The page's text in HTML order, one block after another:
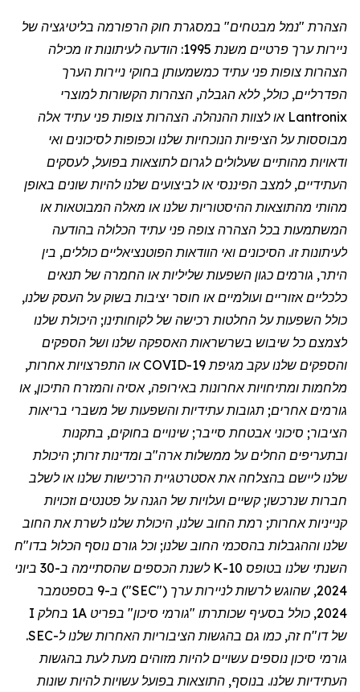
הצהרת "נמל מבטחים" במסגרת חוק הרפורמה בליטיגציה של
ניירות ערך פרטיים משנת 1995: הודעה לעיתונות זו מכילה
הצהרות צופות פני עתיד כמשמעותן בחוקי ניירות הערך
הפדרליים, כולל, ללא הגבלה, הצהרות הקשורות למוצרי
Lantronix או לצוות ההנהלה. הצהרות צופות פני עתיד אלה
מבוססות על הציפיות הנוכחיות שלנו וכפופות לסיכונים ואי
ודאויות מהותיים שעלולים לגרום לתוצאות בפועל, לעסקים
העתידיים, למצב הפיננסי או לביצועים שלנו להיות שונים באופן
מהותי מהתוצאות ההיסטוריות שלנו או מאלה המבוטאות או
המשתמעות בכל הצהרה צופה פני עתיד הכלולה בהודעה
לעיתונות זו. הסיכונים ואי הוודאות הפוטנציאליים כוללים, בין
היתר, גורמים כגון השפעות שליליות או החמרה של תנאים
כלכליים אזוריים ועולמיים או חוסר יציבות בשוק על העסק שלנו,
כולל השפעות על החלטות רכישה של לקוחותינו; היכולת שלנו
לצמצם כל שיבוש בשרשראות האספקה שלנו ושל הספקים
והספקים שלנו עקב מגיפת
COVID-19 או התפרצויות אחרות,
מלחמות ומתיחויות אחרונות באירופה, אסיה והמזרח התיכון, או
גורמים אחרים; תגובות עתידיות והשפעות של משברי בריאות
הציבור; סיכוני אבטחת סייבר; שינויים בחוקים, בתקנות
ובתעריפים החלים על ממשלות ארה"ב ומדינות זרות; היכולת
שלנו ליישם בהצלחה את אסטרטגיית הרכישות שלנו או לשלב
חברות שנרכשו; קשיים ועלויות של הגנה על פטנטים וזכויות
קנייניות אחרות; רמת החוב שלנו, היכולת שלנו לשרת את החוב
שלנו וההגבלות בהסכמי החוב שלנו; וכל גורם נוסף הכלול בדו"ח
השנתי שלנו בטופס 10-K לשנת הכספים שהסתיימה ב-30 ביוני
2024, שהוגש לרשות לניירות ערך ("SEC") ב-9 בספטמבר
2024, כולל בסעיף שכותרתו "גורמי סיכון" בפריט 1A בחלק I
של דו"
ח זה, כמו גם בהגשות הציבוריות האחרות שלנו ל-SEC.
גורמי סיכון נוספים עשויים להיות מזוהים מעת לעת בהגשות
העתידיות שלנו. בנוסף, התוצאות בפועל עשויות להיות שונות